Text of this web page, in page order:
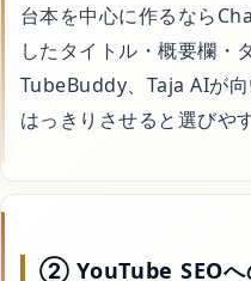
台本を中心に作るなら
したタイトル・概要欄・
TubeBuddy、Taja AIが
はっきりさせると選びやす
② YouTube SEOへ